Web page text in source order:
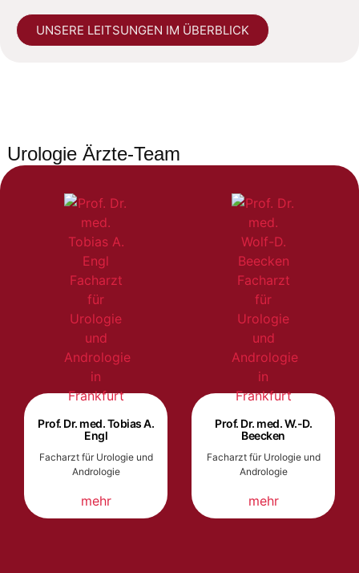
UNSERE LEITSUNGEN IM ÜBERBLICK
Urologie Ärzte-Team
Prof. Dr. med. Tobias A.
Engl
Facharzt für Urologie und
Andrologie
mehr
Prof. Dr. med. W.-D.
Beecken
Facharzt für Urologie und
Andrologie
mehr